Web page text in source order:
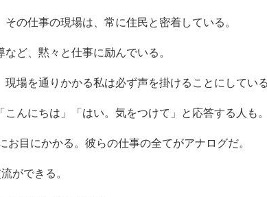
の仕事の現場は、常に住民と密着している。
ど、黙々と仕事に励んでいる。
現場を通りかかる私は必ず声を掛けることにしてい
んにちは」「はい。気をつけて」と応答する人も
目にかかる。彼らの仕事の全てがアナログだ。
ができる。